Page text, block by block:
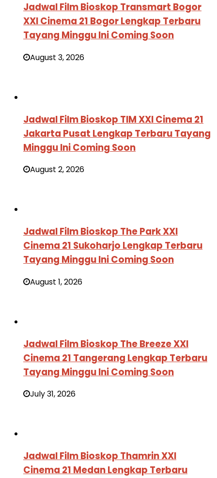
Jadwal Film Bioskop Transmart Bogor
XXI Cinema 21 Bogor Lengkap Terbaru
Tayang Minggu Ini Coming Soon
August 3, 2026
Jadwal Film Bioskop TIM XXI Cinema 21
Jakarta Pusat Lengkap Terbaru Tayang
Minggu Ini Coming Soon
August 2, 2026
Jadwal Film Bioskop The Park XXI
Cinema 21 Sukoharjo Lengkap Terbaru
Tayang Minggu Ini Coming Soon
August 1, 2026
Jadwal Film Bioskop The Breeze XXI
Cinema 21 Tangerang Lengkap Terbaru
Tayang Minggu Ini Coming Soon
July 31, 2026
Jadwal Film Bioskop Thamrin XXI
Cinema 21 Medan Lengkap Terbaru